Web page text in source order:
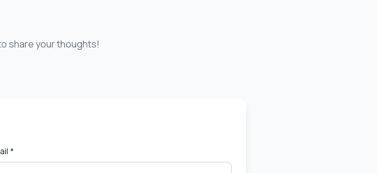
share your thoughts!
*